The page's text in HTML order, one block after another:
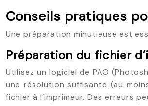
Conseils pratiques
Une préparation minutieuse est
Préparation du fichier
Utilisez un logiciel de PAO
une résolution suffisante (au
fichier à l’imprimeur. Des erreurs